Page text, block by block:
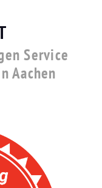
Service
Aachen